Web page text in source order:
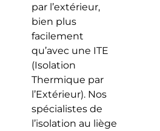
par l’extérieur,
bien plus
facilement
qu’avec une ITE
(Isolation
Thermique par
l’Extérieur). Nos
spécialistes de
l’isolation au liège